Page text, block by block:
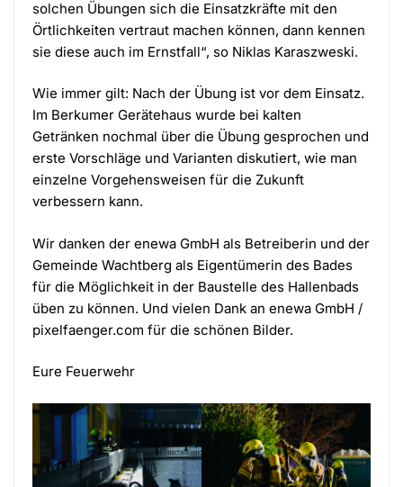
solchen Übungen sich die Einsatzkräfte mit den
Örtlichkeiten vertraut machen können, dann kennen
sie diese auch im Ernstfall“, so Niklas Karaszweski.
Wie immer gilt: Nach der Übung ist vor dem Einsatz.
Im Berkumer Gerätehaus wurde bei kalten
Getränken nochmal über die Übung gesprochen und
erste Vorschläge und Varianten diskutiert, wie man
einzelne Vorgehensweisen für die Zukunft
verbessern kann.
Wir danken der enewa GmbH als Betreiberin und der
Gemeinde Wachtberg als Eigentümerin des Bades
für die Möglichkeit in der Baustelle des Hallenbads
üben zu können. Und vielen Dank an enewa GmbH /
pixelfaenger.com für die schönen Bilder.
Eure Feuerwehr